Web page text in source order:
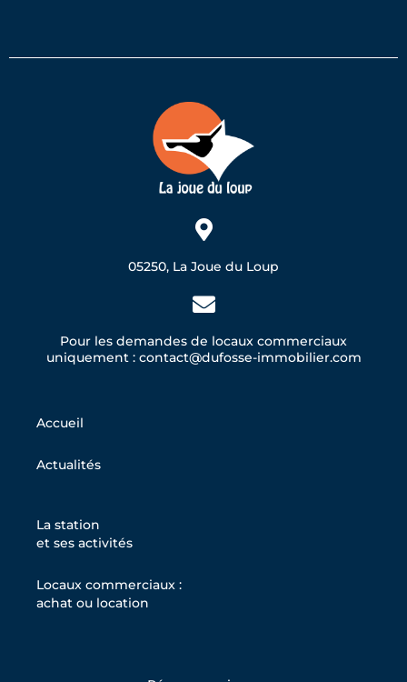
05250, La Joue du Loup
Pour les demandes de locaux commerciaux
uniquement : contact@dufosse-immobilier.com
Accueil
Actualités
La station
et ses activités
Locaux commerciaux :
achat ou location